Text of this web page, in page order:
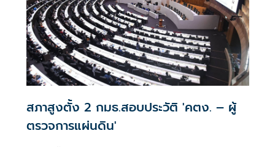
สภาสูงตั้ง 2 กมธ.สอบประวัติ 'คตง. – ผู้
ตรวจการแผ่นดิน'